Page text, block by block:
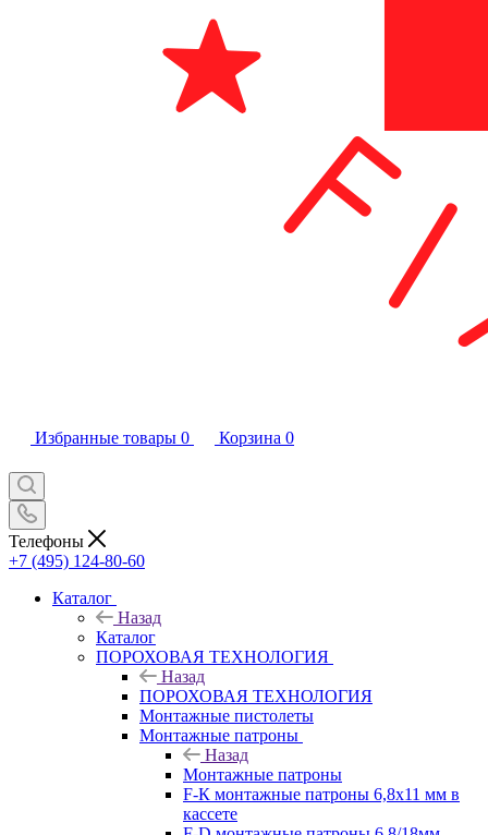
Избранные товары 0 Корзина 0
Телефоны
+7 (495) 124-80-60
Каталог
Назад
Каталог
ПОРОХОВАЯ ТЕХНОЛОГИЯ
Назад
ПОРОХОВАЯ ТЕХНОЛОГИЯ
Монтажные пистолеты
Монтажные патроны
Назад
Монтажные патроны
F-К монтажные патроны 6,8х11 мм в
кассете